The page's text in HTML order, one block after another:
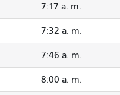
7:17 a. m.
7:32 a. m.
7:46 a. m.
8:00 a. m.